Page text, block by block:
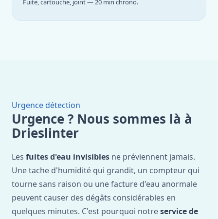
Fuite, cartouche, joint — 20 min chrono.
Urgence détection
Urgence ? Nous sommes là à
Drieslinter
Les fuites d'eau invisibles ne préviennent jamais.
Une tache d'humidité qui grandit, un compteur qui
tourne sans raison ou une facture d'eau anormale
peuvent causer des dégâts considérables en
quelques minutes. C'est pourquoi notreservice de